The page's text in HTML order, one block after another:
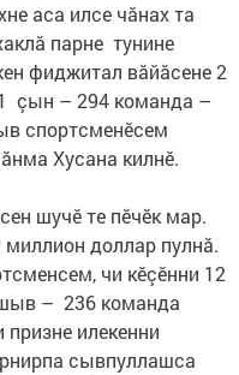
аса илсе чăнах та
парне тунине
фиджитал вăйăсене 2
çын – 294 команда –
спортсменӗсем
Хусана килнӗ.
шучӗ те пӗчӗк мар.
доллар пулнă.
чи кӗçӗнни 12
– 236 команда
илекенни
сывпуллашса